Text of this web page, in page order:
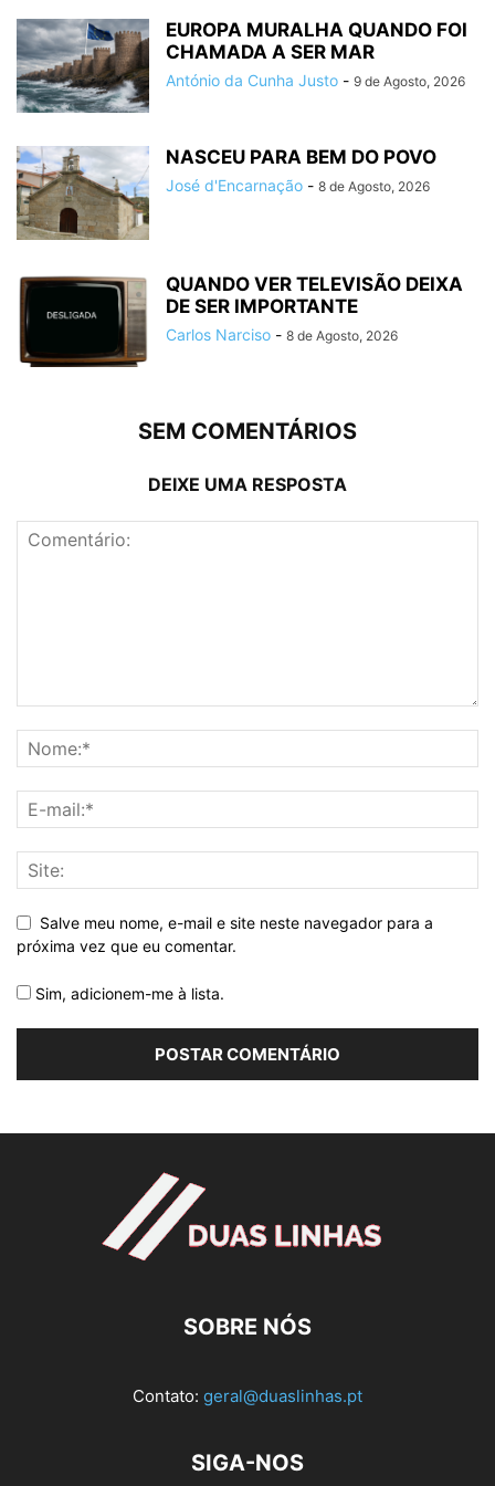
EUROPA MURALHA QUANDO FOI
CHAMADA A SER MAR
António da Cunha Justo - 9 de Agosto, 2026
NASCEU PARA BEM DO POVO
José d'Encarnação - 8 de Agosto, 2026
QUANDO VER TELEVISÃO DEIXA
DE SER IMPORTANTE
Carlos Narciso - 8 de Agosto, 2026
SEM COMENTÁRIOS
DEIXE UMA RESPOSTA
Salve meu nome, e-mail e site neste navegador para a
próxima vez que eu comentar.
Sim, adicionem-me à lista.
SOBRE NÓS
Contato: geral@duaslinhas.pt
SIGA-NOS